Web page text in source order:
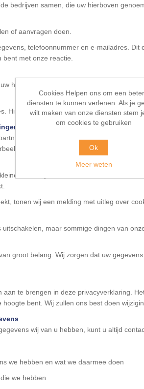
bedrijven samen, die uw hierboven
of aanvragen doen.
telefoonnummer en e-mailadres.
met onze reactie.
hierboven genoemde persoonsgegevens
Hierbij houden we geen
geven wij uw persoonsgegevens
als de politie dat eist bij een
bestandjes waar we informatie in
tonen wij een melding met uitleg over
maar sommige dingen van
groot belang. Wij zorgen dat uw
te brengen in deze privacyverklaring.
bent. Wij zullen ons best doen
wij van u hebben, kunt u altijd
we hebben en wat we daarmee doen
we hebben
Cookies Helpen ons om een
diensten te kunnen verlenen. Als je
wilt maken van onze diensten stem
om cookies te gebruiken
Ok
Meer weten